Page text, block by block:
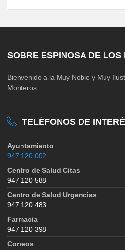
SOBRE ESPINOSA DE LOS
Bienvenido a la Muy Noble y Muy
Monteros.
TELÉFONOS DE
Ayuntamiento
947 120 002
Centro de Salud Citas
947 120 588
Centro de Salud Urgencias
947 120 483
Farmacia
947 120 398
Correos